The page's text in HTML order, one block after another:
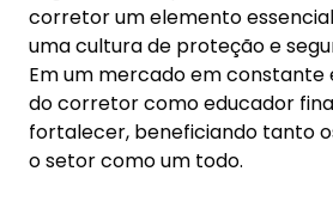
corretor um elemento
uma cultura de proteção e
Em um mercado em constante
do corretor como educador
fortalecer, beneficiando tanto
o setor como um todo.